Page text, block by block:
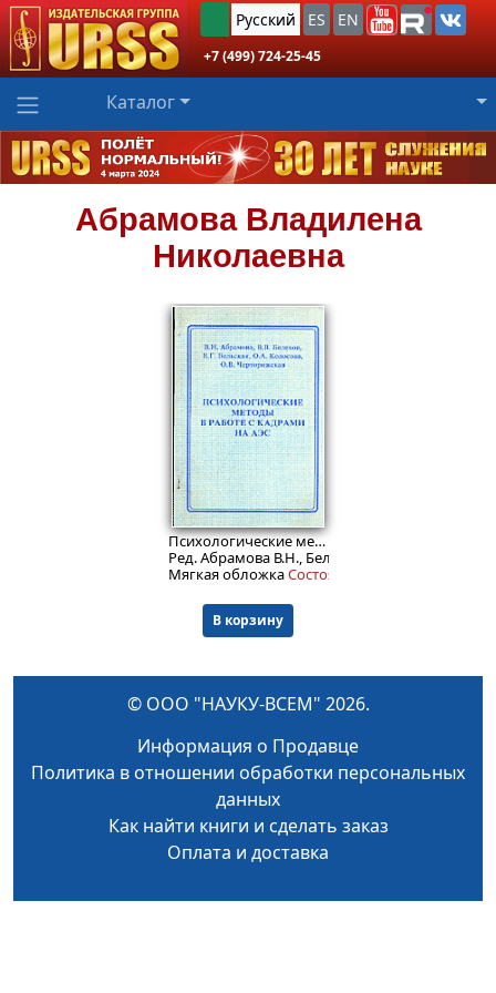
Русский ES EN
+7 (499) 724-25-45
Каталог
Абрамова Владилена
Николаевна
1999₽
Психологические методы в работе с кадрами на АЭС
Ред. Абрамова В.Н., Белехов В.В., Бельская Е.Г.
Мягкая обложкаСостояние: 4+.
В корзину
© ООО "НАУКУ-ВСЕМ" 2026.
Информация о Продавце
Политика в отношении обработки персональных
данных
Как найти книги и сделать заказ
Оплата и доставка